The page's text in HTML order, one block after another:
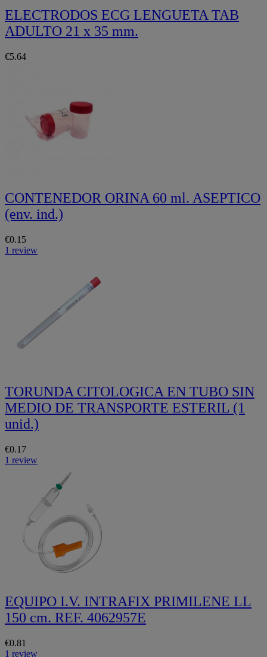
ELECTRODOS ECG LENGUETA TAB
ADULTO 21 x 35 mm.
€5.64
CONTENEDOR ORINA 60 ml. ASEPTICO
(env. ind.)
€0.15
1 review
TORUNDA CITOLOGICA EN TUBO SIN
MEDIO DE TRANSPORTE ESTERIL (1
unid.)
€0.17
1 review
EQUIPO I.V. INTRAFIX PRIMILENE LL
150 cm. REF. 4062957E
€0.81
1 review